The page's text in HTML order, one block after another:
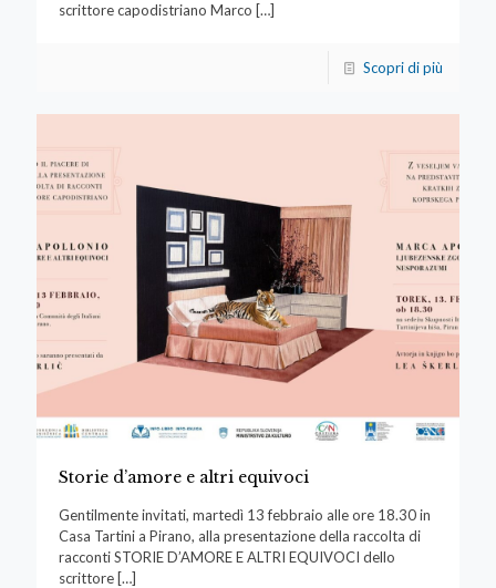
scrittore capodistriano Marco […]
Scopri di più
Storie d’amore e altri equivoci
Gentilmente invitati, martedì 13 febbraio alle ore 18.30 in
Casa Tartini a Pirano, alla presentazione della raccolta di
racconti STORIE D’AMORE E ALTRI EQUIVOCI dello
scrittore[…]